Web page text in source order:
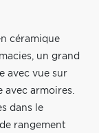
céramique
un grand
avec vue sur
avec armoires.
dans le
rangement